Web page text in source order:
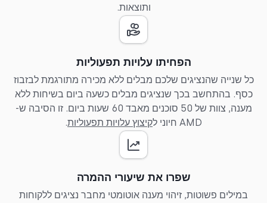
ותוצאות.
הפחיתו עלויות תפעוליות
כל שנייה שהנציגים שלכם מבלים ללא מכירה מתורגמת לבזבוז
כסף. בהתחשב בכך שנציגים מבלים כשעה ביום בשיחות ללא
מענה, צוות של 50 סוכנים מאבד 60 שעות ביום. זו הסיבה ש-
AMD חיוני ל
קיצוץ עלויות תפעוליות.
שפרו את שיעורי ההמרה
במילים פשוטות, זיהוי מענה אוטומטי מחבר נציגים ללקוחות